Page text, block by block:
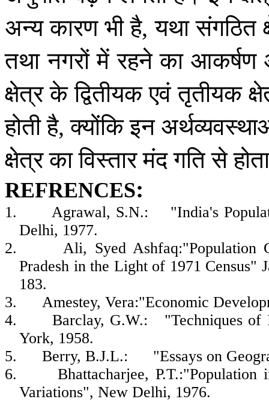
अन्य कारण भी है,यथा संगठित
तथा नगरों में रहने का आकर्षण
क्षेत्र के द्वितीयक एवं तृतीयक
होतीहै,क्योंकिइन
क्षेत्रकाविस्तारमंदगतिसेहोता
REFRENCES:
1.
Agrawal, S.N.: "India's
Delhi, 1977.
2.
Ali, Syed Ashfaq:"Population
Pradesh in the Light of 1971 Census"
183.
3.
Amestey, Vera:"Economic
4.
Barclay, G.W.: "Techniques of
York, 1958.
5.
Berry, B.J.L.: "Essays on
6.
Bhattacharjee,
Variations", New Delhi, 1976.